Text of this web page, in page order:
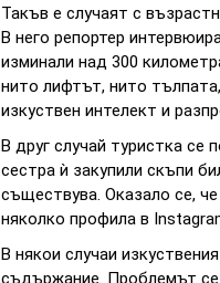
Такъв е случаят с
В него репортер
изминали над 300
нито лифтът, нито
изкуствен интелект и
В друг случай туристка се
сестра ѝ закупили скъпи
съществува. Оказало се,
няколко профила в
В някои случаи
съдържание. Проблемът се